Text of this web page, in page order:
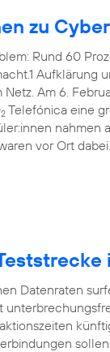
zu
Rund 60
Aufklärung
Am 6.
2 Telefónica eine
nahmen
vor Ort dabei.
Datenraten